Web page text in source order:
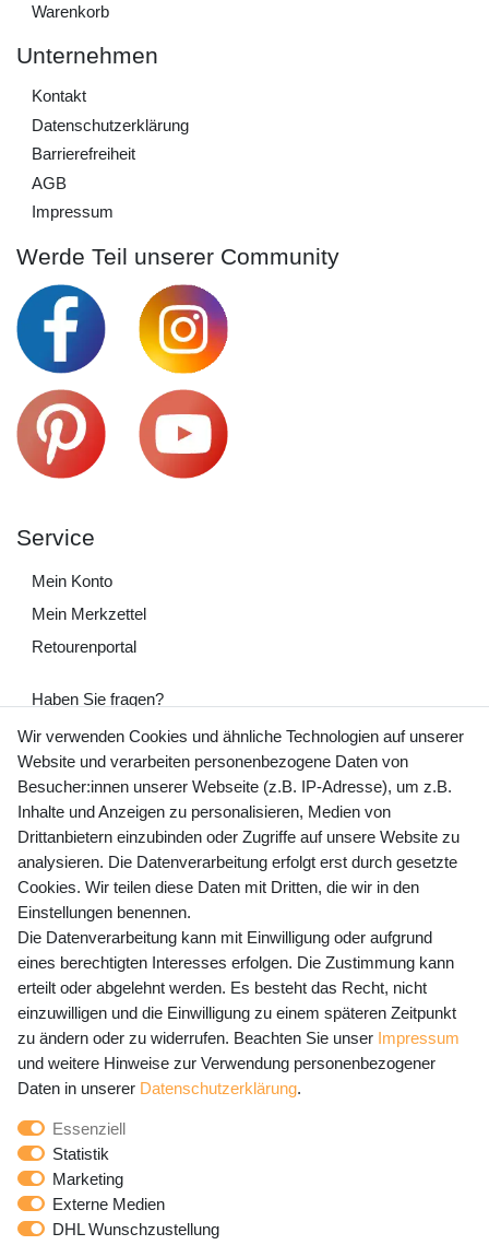
Warenkorb
Unternehmen
Kontakt
Daten­schutz­erklärung
Barrierefreiheit
AGB
Impressum
Werde Teil unserer Community
Service
Mein Konto
Mein Merkzettel
Retourenportal
Haben Sie fragen?
+49 (0) 35243 460 400
Mo-Fr 9-15 Uhr
shop@banjado.com
Preisangaben inkl. gesetzl. MwSt. und zzgl. Service- und
Versandkosten
Newsletter Anmeldung - Keine Angebote
mehr verpassen!
E-MAIL **
Newsletter
Honig
Hiermit bestätige ich, dass ich die
gelesen habe. Meine Einwilligung kann ich jederzeit
widerrufen.**
Wir verwenden Cookies und ähnliche Technologien auf unserer
Website und verarbeiten personenbezogene Daten von
Besucher:innen unserer Webseite (z.B. IP-Adresse), um z.B.
Inhalte und Anzeigen zu personalisieren, Medien von
Drittanbietern einzubinden oder Zugriffe auf unsere Website zu
analysieren. Die Datenverarbeitung erfolgt erst durch gesetzte
Cookies. Wir teilen diese Daten mit Dritten, die wir in den
Einstellungen benennen.
Die Datenverarbeitung kann mit Einwilligung oder aufgrund
eines berechtigten Interesses erfolgen. Die Zustimmung kann
erteilt oder abgelehnt werden. Es besteht das Recht, nicht
einzuwilligen und die Einwilligung zu einem späteren Zeitpunkt
zu ändern oder zu widerrufen. Beachten Sie unser Impressum
und weitere Hinweise zur Verwendung personenbezogener
Daten in unserer Daten­schutz­erklärung.
Essenziell
Statistik
Marketing
Externe Medien
DHL Wunschzustellung